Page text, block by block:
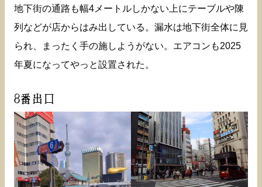
地下街の通路も幅4メートルしかない上にテーブルや陳
列などが店からはみ出している。漏水は地下街全体に見
られ、まったく手の施しようがない。エアコンも2025
年夏になってやっと設置された。
8番出口